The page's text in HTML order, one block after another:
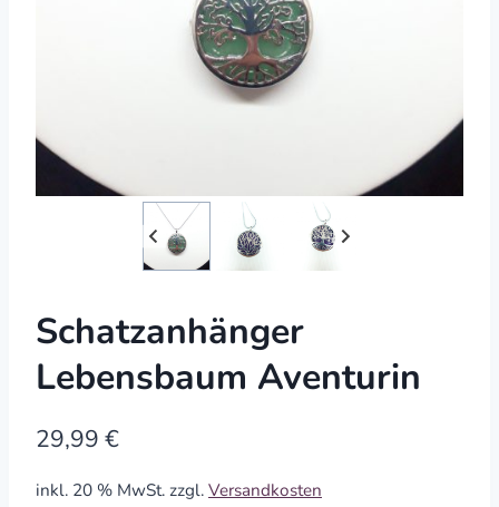
Schatzanhänger
Lebensbaum Aventurin
29,99 €
inkl. 20 % MwSt. zzgl. Versandkosten